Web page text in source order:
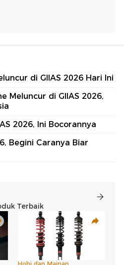
di GIIAS 2026 Hari Ini
Meluncur di GIIAS 2026,
2026, Ini Bocorannya
Begini Caranya Biar